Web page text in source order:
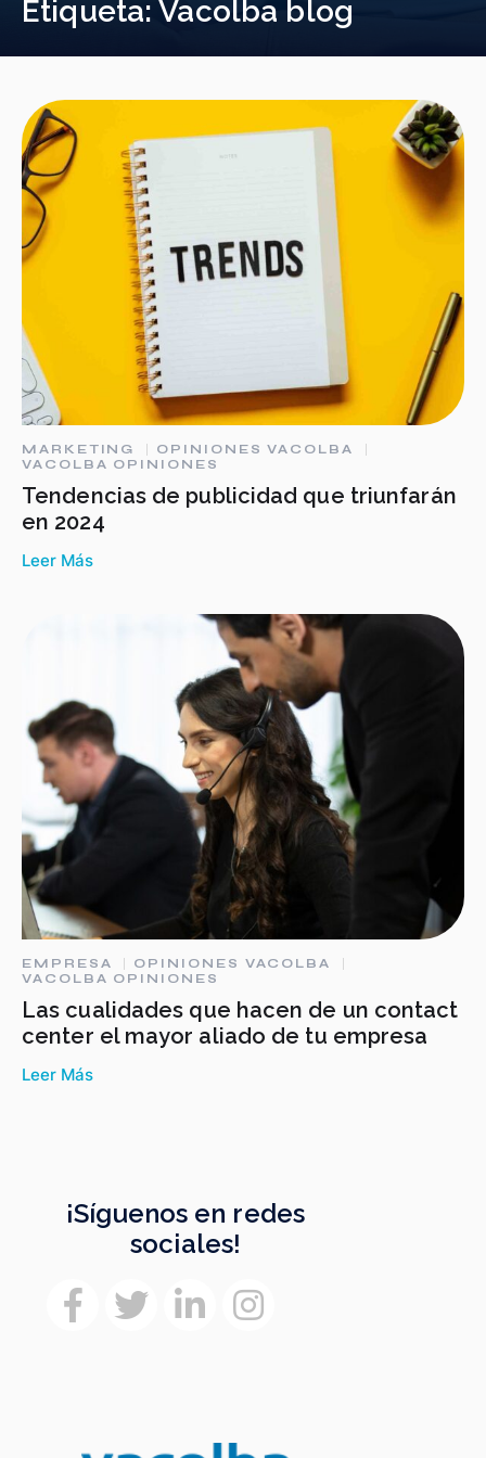
Etiqueta:Vacolba blog
MARKETING
OPINIONES VACOLBA
VACOLBA OPINIONES
Tendencias de publicidad que triunfarán
en 2024
Leer Más
EMPRESA
OPINIONES VACOLBA
VACOLBA OPINIONES
Las cualidades que hacen de un contact
center el mayor aliado de tu empresa
Leer Más
¡Síguenos en redes
sociales!